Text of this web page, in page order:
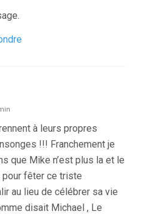
à leurs propres
!!! Franchement je
que Mike n’est plus la et le
pour fêter ce triste
au lieu de célébrer sa vie
disait Michael , Le